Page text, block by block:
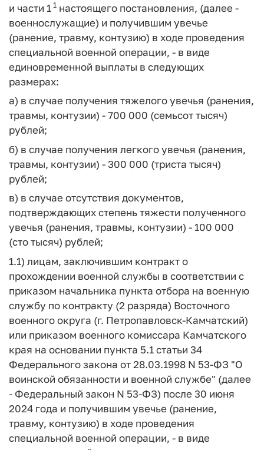
и части 1 1 настоящего постановления, (далее -
военнослужащие) и получившим увечье
(ранение, травму, контузию) в ходе проведения
специальной военной операции, - в виде
единовременной выплаты в следующих
размерах:
а) в случае получения тяжелого увечья (ранения,
травмы, контузии) - 700 000 (семьсот тысяч)
рублей;
б) в случае получения легкого увечья (ранения,
травмы, контузии) - 300 000 (триста тысяч)
рублей;
в) в случае отсутствия документов,
подтверждающих степень тяжести полученного
увечья (ранения, травмы, контузии) - 100 000
(сто тысяч) рублей;
1.1) лицам, заключившим контракт о
прохождении военной службы в соответствии с
приказом начальника пункта отбора на военную
службу по контракту (2 разряда) Восточного
военного округа (г. Петропавловск-Камчатский)
или приказом военного комиссара Камчатского
края на основании пункта 5.1 статьи 34
Федерального закона от 28.03.1998 N 53-ФЗ "О
воинской обязанности и военной службе" (далее
- Федеральный закон N 53-ФЗ) после 30 июня
2024 года и получившим увечье (ранение,
травму, контузию) в ходе проведения
специальной военной операции, - в виде